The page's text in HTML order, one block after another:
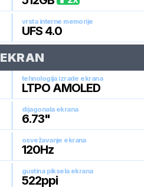
vrsta interne memorije
UFS 4.0
EKRAN
tehnologija izrade ekrana
LTPO AMOLED
dijagonala ekrana
6.73"
osvežavanje ekrana
120Hz
gustina piksela ekrana
522ppi